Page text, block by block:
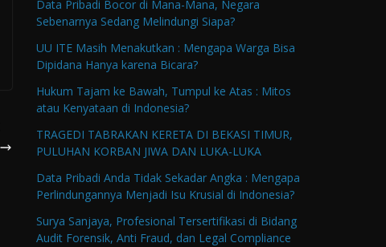
Data Pribadi Bocor di Mana-Mana, Negara
Sebenarnya Sedang Melindungi Siapa?
UU ITE Masih Menakutkan : Mengapa Warga Bisa
Dipidana Hanya karena Bicara?
Hukum Tajam ke Bawah, Tumpul ke Atas : Mitos
atau Kenyataan di Indonesia?
TRAGEDI TABRAKAN KERETA DI BEKASI TIMUR,
PULUHAN KORBAN JIWA DAN LUKA-LUKA
Data Pribadi Anda Tidak Sekadar Angka : Mengapa
Perlindungannya Menjadi Isu Krusial di Indonesia?
Surya Sanjaya, Profesional Tersertifikasi di Bidang
Audit Forensik, Anti Fraud, dan Legal Compliance